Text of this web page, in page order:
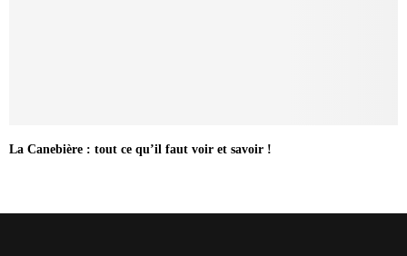
La Canebière : tout ce qu’il faut voir et savoir !